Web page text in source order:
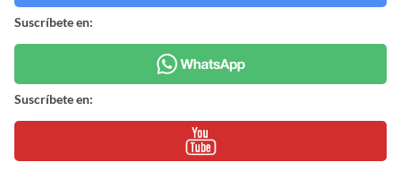
Suscríbete en:
Suscríbete en: